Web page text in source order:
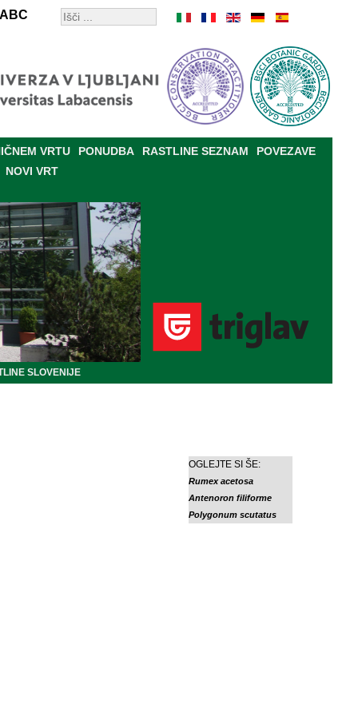
ABC
VRTU PONUDBA RASTLINE SEZNAM
POVEZAVE
NOVI VRT
SLOVENIJE
OGLEJTE SI ŠE:
Rumex acetosa
Antenoron filiforme
Polygonum scutatus